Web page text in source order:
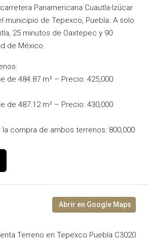
Panamericana Cuautla-Izúcar
municipio de Tepexco, Puebla. A solo
25 minutos de Oaxtepec y 90
de México.
de 484.87 m² – Precio: 425,000
de 487.12 m² – Precio: 430,000
compra de ambos terrenos: 800,000
Terreno en Tepexco Puebla C3020